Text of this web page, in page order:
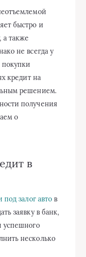
быстро и
а также
не всегда у
покупки
кредит на
решением.
получения
о
в
под залог авто в
заявку в банк,
успешного
несколько